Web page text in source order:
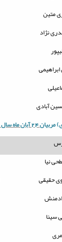
متین
نژاد
آبادی
مربيان24 آبان ماه سال 1404
نیا
حقیقی
سینا